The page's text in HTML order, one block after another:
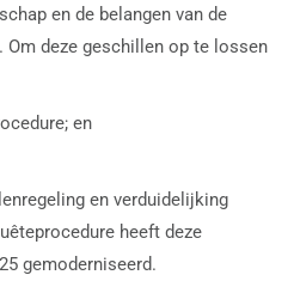
en de belangen van de
Om deze geschillen op te lossen
en
en verduidelijking
heeft deze
gemoderniseerd.